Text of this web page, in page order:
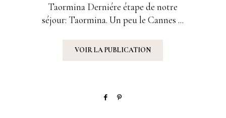
Taormina Derniére étape de notre
séjour: Taormina. Un peu le Cannes ...
VOIR LA PUBLICATION